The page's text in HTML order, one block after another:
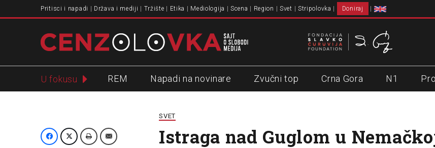
Pritisci i napadi Država i mediji Tržište Etika Mediologija Scena Region Svet Stripolovka Doniraj
U fokusu REM Napadi na novinare Zvučni top Crna Gora N1
SVET
Istraga nad Guglom u